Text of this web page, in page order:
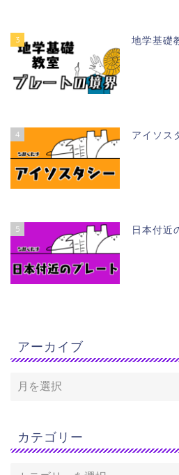
3 地学基礎
4 アイソス
5 日本付近
アーカイブ
カテゴリー